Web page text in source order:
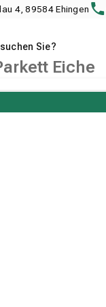
4, 89584 Ehingen
Sie?